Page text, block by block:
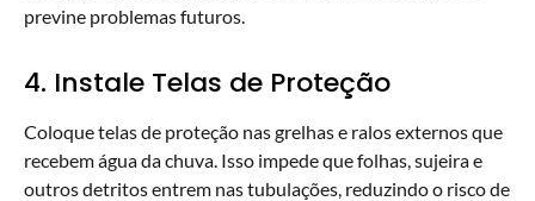
previne problemas futuros.
4. Instale Telas de Proteção
Coloque telas de proteção nas grelhas e ralos externos que
recebem água da chuva. Isso impede que folhas, sujeira e
outros detritos entrem nas tubulações, reduzindo o risco de